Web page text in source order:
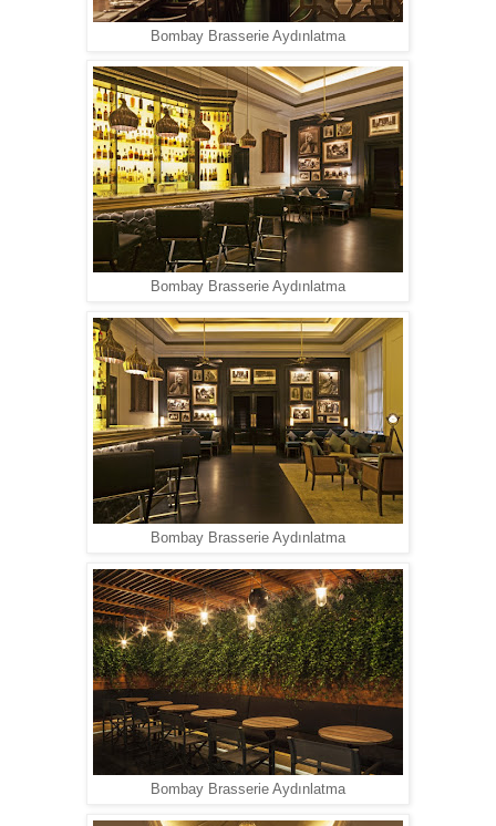
Bombay Brasserie Aydınlatma
Bombay Brasserie Aydınlatma
Bombay Brasserie Aydınlatma
Bombay Brasserie Aydınlatma